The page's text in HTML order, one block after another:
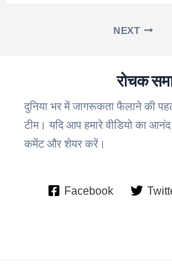
NEXT
रोचक
दुनिया भर में जागरूकता फैलाने की
टीम। यदि आप हमारे वीडियो का
कमेंट और शेयर करें।
Facebook